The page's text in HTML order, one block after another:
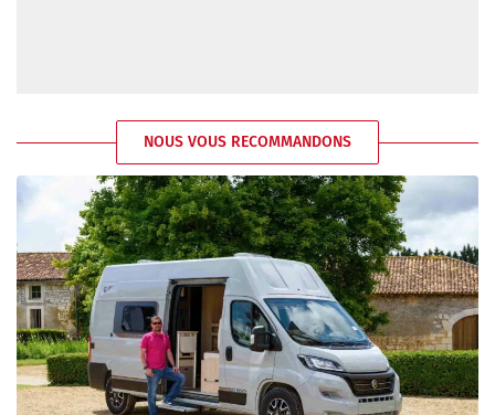
NOUS VOUS RECOMMANDONS